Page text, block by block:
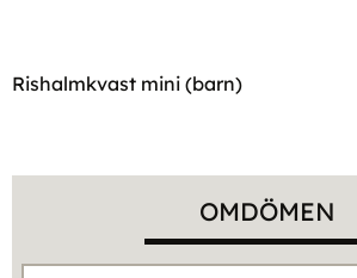
Rishalmkvast mini (barn)
OMDÖMEN